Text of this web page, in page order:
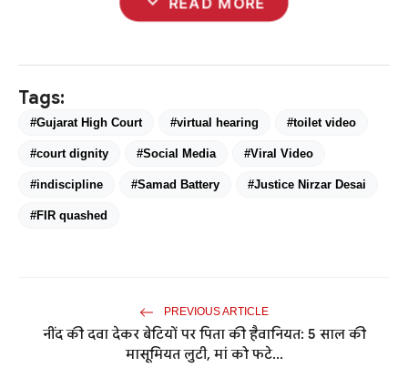
Tags:
#Gujarat High Court #virtual hearing #toilet video
#court dignity #Social Media #Viral Video
#indiscipline #Samad Battery #Justice Nirzar Desai
#FIR quashed
PREVIOUS ARTICLE
नींद की दवा देकर बेटियों पर पिता की हैवानियत: 5 साल की
मासूमियत लुटी, मां को फटे...